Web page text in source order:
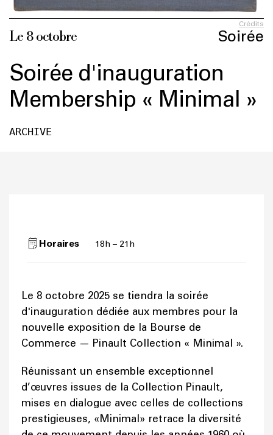
Crédits
Le 8 octobre Soirée
Soirée d'inauguration
Membership « Minimal »
ARCHIVE
Horaires 18h – 21h
Le 8 octobre 2025 se tiendra la soirée
d'inauguration dédiée aux membres pour la
nouvelle exposition de la Bourse de
Commerce — Pinault Collection « Minimal ».
Réunissant un ensemble exceptionnel
d’œuvres issues de la Collection Pinault,
mises en dialogue avec celles de collections
prestigieuses, «Minimal» retrace la diversité